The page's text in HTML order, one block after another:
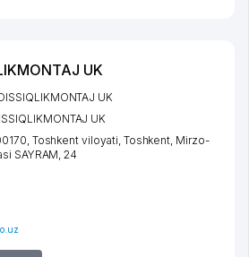
UK
UK
UK
Toshkent viloyati, Toshkent, Mirzo-
SAYRAM, 24